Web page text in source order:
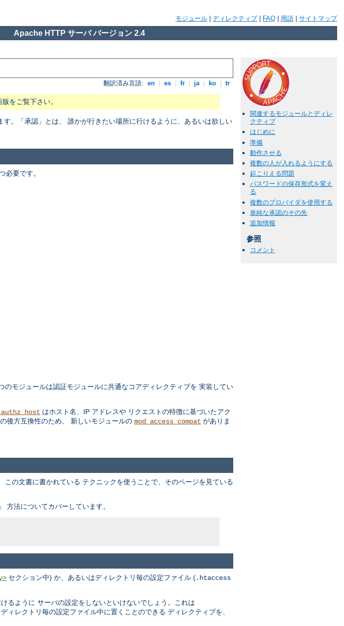
モジュール ディレクティブ FAQ 用語 サイトマップ
Apache HTTP サーバ バージョン 2.4
翻訳済み言語: en es fr ja ko tr
をご覧下さい。
。「承認」とは、 誰かが行きたい場所に行けるように、あるいは欲しい
関連するモジュールとディレ
クティブ
はじめに
準備
動作させる
複数の人が入れるようにする
起こりえる問題
パスワードの保存形式を変え
る
複数のプロバイダを使用する
単純な承認のその先
追加情報
参照
コメント
必要です。
のモジュールは認証モジュールに共通なコアディレクティブを 実装してい
はホスト名、IP アドレスや リクエストの特徴に基づいたアク
後方互換性のため、 新しいモジュールの mod_access_compat がありま
の文書に書かれている テクニックを使うことで、そのページを見ている
方法についてカバーしています。
セクション中) か、あるいはディレクトリ毎の設定ファイル (.htaccess
るように サーバの設定をしないといけないでしょう。これは
ィレクトリ毎の設定ファイル中に置くことのできる ディレクティブを、